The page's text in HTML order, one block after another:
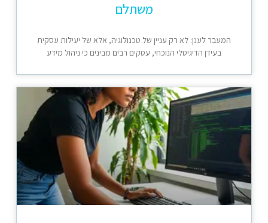
משתלם
המעבר לענן: לא רק עניין של טכנולוגיה, אלא של יעילות עסקית
בעידן הדיגיטלי הנוכחי, עסקים רבים מבינים כי ניהול מידע